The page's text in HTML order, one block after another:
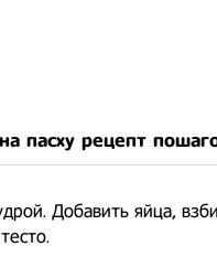
пасху рецепт
Добавить яйца,